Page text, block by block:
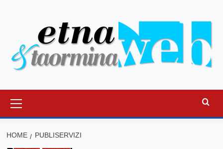
principale
HOME PUBLISERVIZI